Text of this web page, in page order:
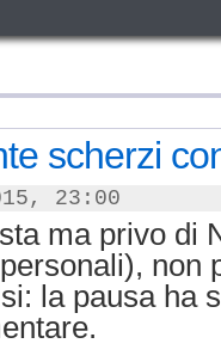
scherzi
23:00
ma privo di
non
la pausa ha